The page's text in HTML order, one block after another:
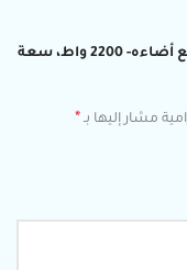
كن أول من يقيم “كولن غلاية كهربائية زجاج مع أضاءه- 2200 واط، سعة
مشار إليها بـ *